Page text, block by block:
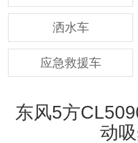
洒水车
应急救援车
东风5方
动